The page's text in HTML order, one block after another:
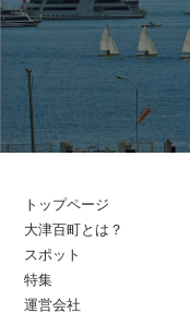
トップページ
大津百町とは？
スポット
特集
運営会社